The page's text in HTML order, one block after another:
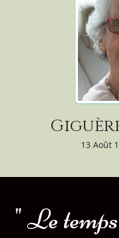
13 Août
" Le